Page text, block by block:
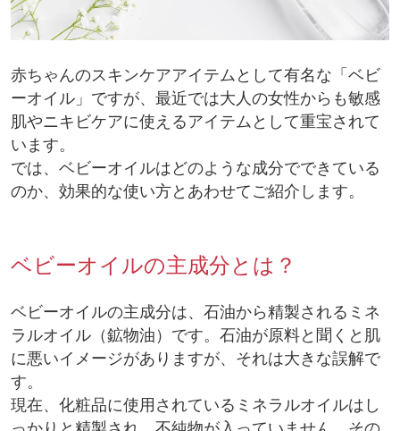
赤ちゃんのスキンケアアイテムとして有名な「ベビ
ーオイル」ですが、最近では大人の女性からも敏感
肌やニキビケアに使えるアイテムとして重宝されて
います。
では、ベビーオイルはどのような成分でできている
のか、効果的な使い方とあわせてご紹介します。
ベビーオイルの主成分とは？
ベビーオイルの主成分は、石油から精製されるミネ
ラルオイル（鉱物油）です。石油が原料と聞くと肌
に悪いイメージがありますが、それは大きな誤解で
す。
現在、化粧品に使用されているミネラルオイルはし